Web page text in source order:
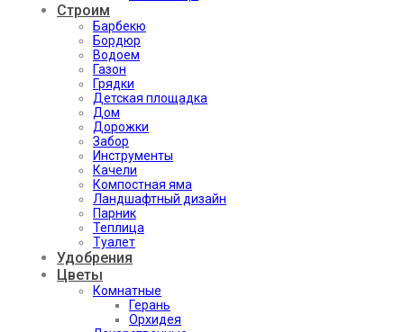
Строим
Барбекю
Бордюр
Водоем
Газон
Грядки
Детская площадка
Дом
Дорожки
Забор
Инструменты
Качели
Компостная яма
Ландшафтный дизайн
Парник
Теплица
Туалет
Удобрения
Цветы
Комнатные
Герань
Орхидея